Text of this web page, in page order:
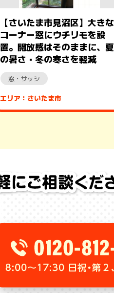
【さいたま市見沼区】大きな
コーナー窓にウチリモを設
置。開放感はそのままに、夏
の暑さ・冬の寒さを軽減
窓・サッシ
エリア：さいたま市